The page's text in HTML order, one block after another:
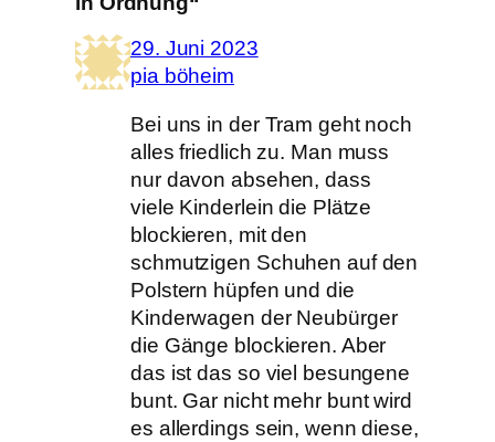
29. Juni 2023
pia böheim
Bei uns in der Tram geht noch
alles friedlich zu. Man muss
nur davon absehen, dass
viele Kinderlein die Plätze
blockieren, mit den
schmutzigen Schuhen auf den
Polstern hüpfen und die
Kinderwagen der Neubürger
die Gänge blockieren. Aber
das ist das so viel besungene
bunt. Gar nicht mehr bunt wird
es allerdings sein, wenn diese,